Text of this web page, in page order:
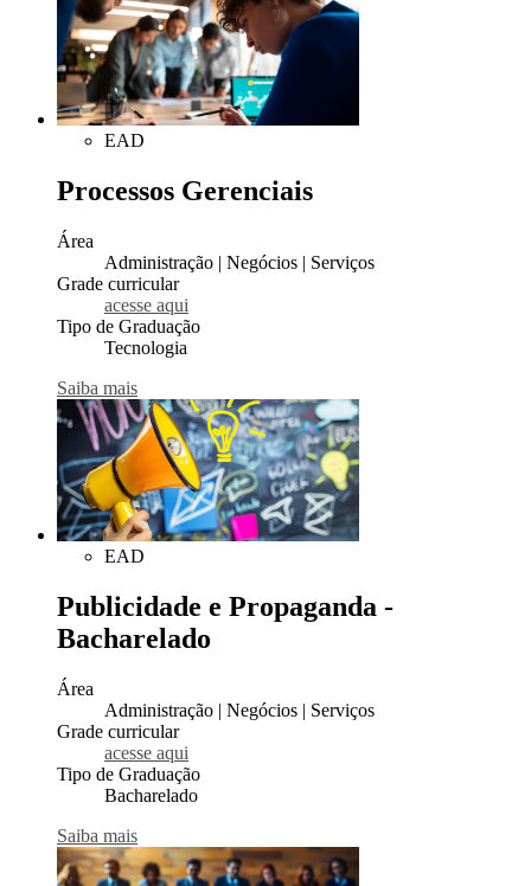
EAD
Processos Gerenciais
Área
Administração | Negócios | Serviços
Grade curricular
acesse aqui
Tipo de Graduação
Tecnologia
Saiba mais
EAD
Publicidade e Propaganda -
Bacharelado
Área
Administração | Negócios | Serviços
Grade curricular
acesse aqui
Tipo de Graduação
Bacharelado
Saiba mais